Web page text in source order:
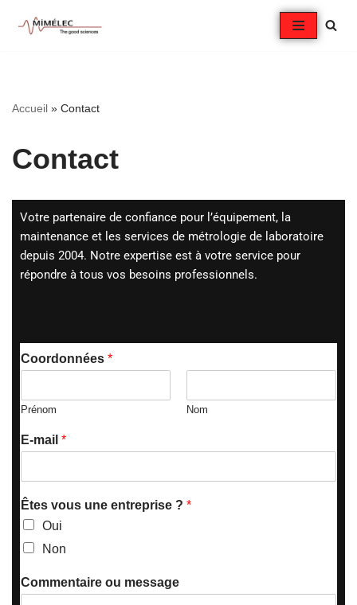
Accueil » Contact
Contact
Votre partenaire de confiance pour l’équipement, la
maintenance et les services de métrologie de laboratoire
depuis 2004. Notre expertise est à votre service pour
répondre à tous vos besoins professionnels.
Coordonnées *
Prénom Nom
E-mail *
Êtes vous une entreprise ? *
Oui
Non
Commentaire ou message